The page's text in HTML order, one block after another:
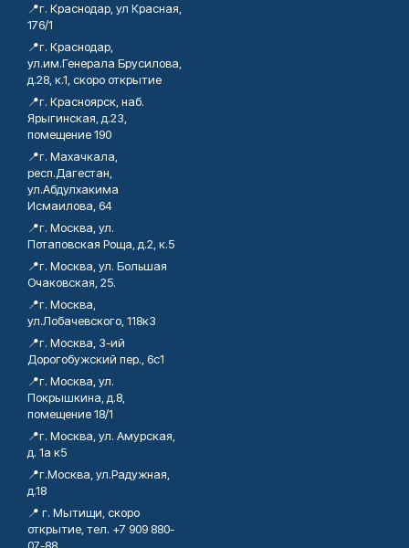
📍г. Краснодар, ул Красная,
176/1
📍г. Краснодар,
ул.им.Генерала Брусилова,
д.28, к.1, скоро открытие
📍г. Красноярск, наб.
Ярыгинская, д.23,
помещение 190
📍г. Махачкала,
респ.Дагестан,
ул.Абдулхакима
Исмаилова, 64
📍г. Москва, ул.
Потаповская Роща, д.2, к.5
📍г. Москва, ул. Большая
Очаковская, 25.
📍г. Москва,
ул.Лобачевского, 118к3
📍г. Москва, 3-ий
Дорогобужский пер., 6с1
📍г. Москва, ул.
Покрышкина, д.8,
помещение 18/1
📍г. Москва, ул. Амурская,
д. 1а к5
📍г.Москва, ул.Радужная,
д.18
📍 г. Мытищи, скоро
открытие, тел. +7 909 880-